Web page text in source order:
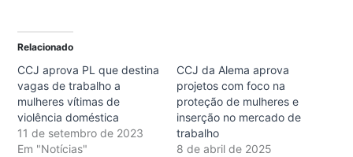
Relacionado
CCJ aprova PL que destina
vagas de trabalho a
mulheres vítimas de
violência doméstica
11 de setembro de 2023
Em "Notícias"
CCJ da Alema aprova
projetos com foco na
proteção de mulheres e
inserção no mercado de
trabalho
8 de abril de 2025